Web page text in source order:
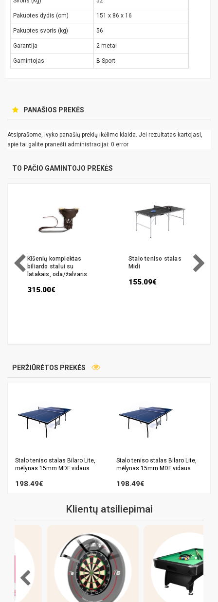
Pakuotes dydis (cm) 151 x 86 x 16
Pakuotes svoris (kg) 56
Garantija 2 metai
Gamintojas B-Sport
PANAŠIOS PREKĖS
Atsiprašome, ivyko panašių prekių ikėlimo klaida. Jei rezultatas kartojasi,
apie tai galite pranešti administracijai: 0 error
TO PAČIO GAMINTOJO PREKĖS
Kišenių komplektas
biliardo stalui su
latakais, oda/žalvaris
315.00€
Stalo teniso stalas
Midi
155.09€
PERŽIŪRĖTOS PREKĖS
Stalo teniso stalas Bilaro Lite,
mėlynas 15mm MDF vidaus
198.49€
Stalo teniso stalas Bilaro Lite,
mėlynas 15mm MDF vidaus
198.49€
Klientų atsiliepimai